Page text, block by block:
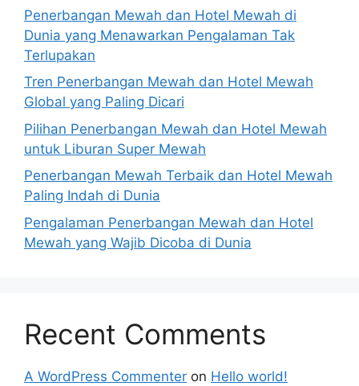
Penerbangan Mewah dan Hotel Mewah di
Dunia yang Menawarkan Pengalaman Tak
Terlupakan
Tren Penerbangan Mewah dan Hotel Mewah
Global yang Paling Dicari
Pilihan Penerbangan Mewah dan Hotel Mewah
untuk Liburan Super Mewah
Penerbangan Mewah Terbaik dan Hotel Mewah
Paling Indah di Dunia
Pengalaman Penerbangan Mewah dan Hotel
Mewah yang Wajib Dicoba di Dunia
Recent Comments
A WordPress Commenter on Hello world!